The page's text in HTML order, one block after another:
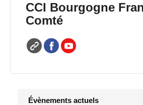
CCI Bourgogne
Comté
Évènements actuels